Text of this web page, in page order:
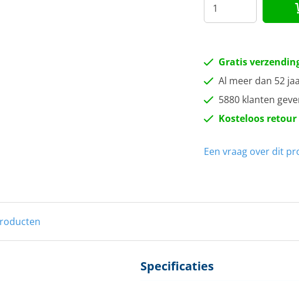
Gratis
Al meer dan 52
5880 klanten
Kosteloos retour
Een vraag over dit
Specificaties